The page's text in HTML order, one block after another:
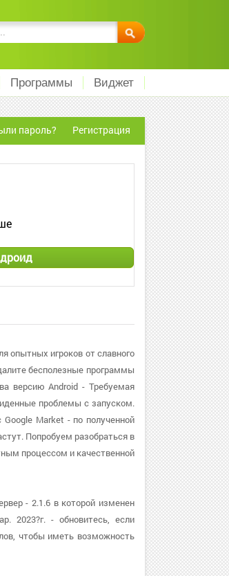
Программы Виджет
пароль? Регистрация
опытных игроков от славного
бесполезные программы
версию Android - Требуемая
проблемы с запуском.
Market - по полученной
Попробуем разобраться в
процессом и качественной
- 2.1.6 в которой изменен
2023?г. - обновитесь, если
чтобы иметь возможность